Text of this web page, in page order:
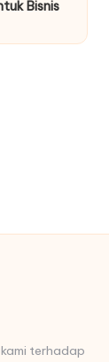
Bisnis
terhadap